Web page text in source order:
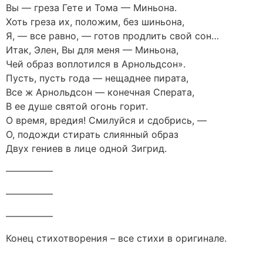
Вы — греза Гете и Тома — Миньона.
Хоть греза их, положим, без шиньона,
Я, — все равно, — готов продлить свой сон…
Итак, Элен, Вы для меня — Миньона,
Чей образ воплотился в Арнольдсон».
Пусть, пусть года — нещаднее пирата,
Все ж Арнольдсон — конечная Сперата,
В ее душе святой огонь горит.
О время, вредия! Смилуйся и сдобрись, —
О, подожди стирать слиянный образ
Двух гениев в лице одной Зигрид.
—————
—————
—————
Конец стихотворения – все стихи в оригинале.